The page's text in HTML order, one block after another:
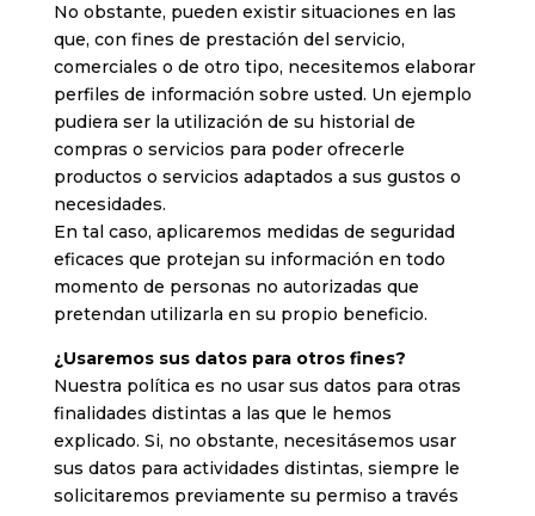
No obstante, pueden existir situaciones en las
que, con fines de prestación del servicio,
comerciales o de otro tipo, necesitemos elaborar
perfiles de información sobre usted. Un ejemplo
pudiera ser la utilización de su historial de
compras o servicios para poder ofrecerle
productos o servicios adaptados a sus gustos o
necesidades.
En tal caso, aplicaremos medidas de seguridad
eficaces que protejan su información en todo
momento de personas no autorizadas que
pretendan utilizarla en su propio beneficio.
¿Usaremos sus datos para otros fines?
Nuestra política es no usar sus datos para otras
finalidades distintas a las que le hemos
explicado. Si, no obstante, necesitásemos usar
sus datos para actividades distintas, siempre le
solicitaremos previamente su permiso a través